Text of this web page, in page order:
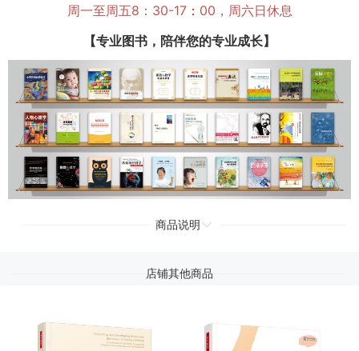
周一至周五8：30-17： 00，周六日休息
【专业图书，陪伴您的专业成长】
商品说明
店铺其他商品